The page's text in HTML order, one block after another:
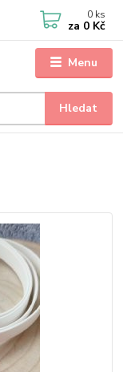
Menu
Hledat
0 ks
za 0 Kč